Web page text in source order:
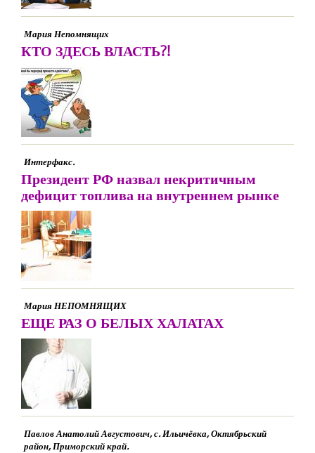
Мария Непомнящих
КТО ЗДЕСЬ ВЛАСТЬ?!
Интерфакс.
Президент РФ назвал некритичным
дефицит топлива на внутреннем рынке
Мария НЕПОМНЯЩИХ
ЕЩЕ РАЗ О БЕЛЫХ ХАЛАТАХ
Павлов Анатолий Августович, с. Ильичёвка, Октябрьский
район, Приморский край.